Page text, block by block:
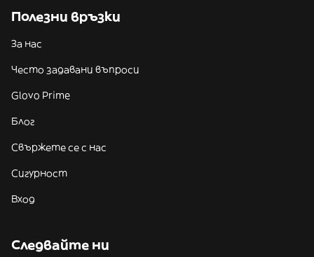
Полезни връзки
За нас
Често задавани въпроси
Glovo Prime
Блог
Свържете се с нас
Сигурност
Вход
Следвайте ни